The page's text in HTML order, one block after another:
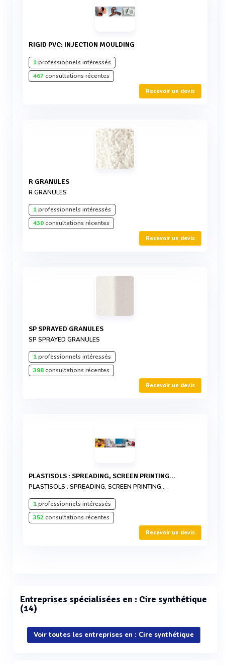
RIGID PVC: INJECTION MOULDING
1professionnels intéressés
467consultations récentes
Recevoir un devis
R GRANULES
R GRANULES
1professionnels intéressés
430consultations récentes
Recevoir un devis
SP SPRAYED GRANULES
SP SPRAYED GRANULES
1professionnels intéressés
398consultations récentes
Recevoir un devis
PLASTISOLS : SPREADING, SCREEN PRINTING...
PLASTISOLS : SPREADING, SCREEN PRINTING...
1professionnels intéressés
352consultations récentes
Recevoir un devis
Entreprises spécialisées en : Cire synthétique
(14)
Voir toutes les entreprises en : Cire synthétique